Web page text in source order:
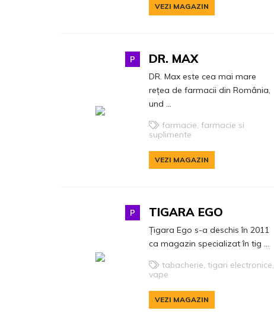
VEZI MAGAZIN
P DR. MAX
DR. Max este cea mai mare
rețea de farmacii din România,
und ...
farmacie, farmacie si
suplimente
VEZI MAGAZIN
P TIGARA EGO
Țigara Ego s-a deschis în 2011
ca magazin specializat în tig ...
tabacherie, tigari electronice,
vape
VEZI MAGAZIN